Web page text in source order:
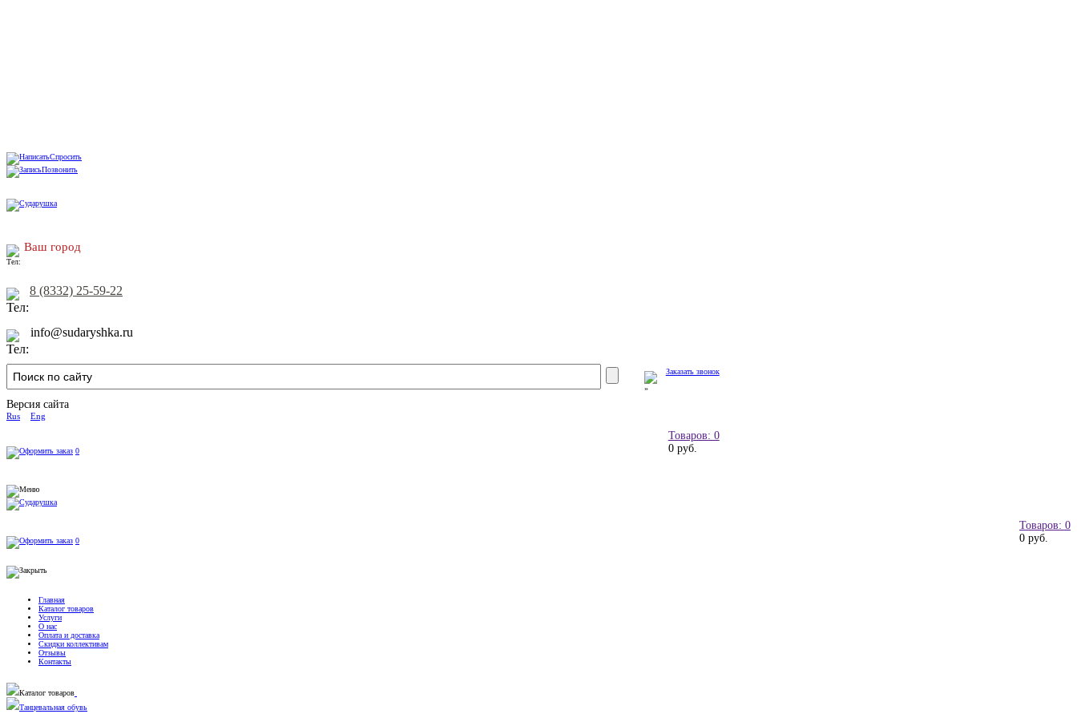
Спросить
Позвонить
Ваш город
8 (8332) 25-59-22
info@sudaryshka.ru
Заказать звонок
Версия сайта
Rus Eng
Товаров: 0
0 руб.
0
Товаров: 0
0 руб.
0
Главная
Каталог товаров
Услуги
О нас
Оплата и доставка
Скидки коллективам
Отзывы
Контакты
Каталог товаров
Танцевальная обувь